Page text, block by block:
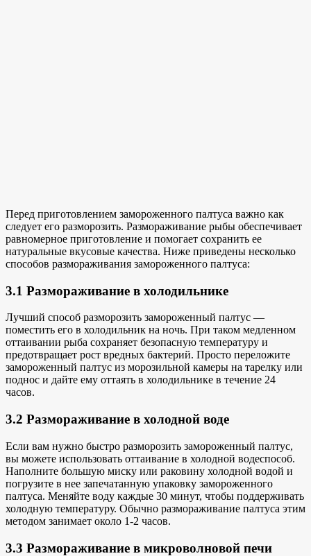
Перед приготовлением замороженного палтуса важно как
следует его разморозить. Размораживание рыбы обеспечивает
равномерное приготовление и помогает сохранить ее
натуральные вкусовые качества. Ниже приведены несколько
способов размораживания замороженного палтуса:
3.1 Размораживание в холодильнике
Лучший способ разморозить замороженный палтус —
поместить его в холодильник на ночь. При таком медленном
оттаивании рыба сохраняет безопасную температуру и
предотвращает рост вредных бактерий. Просто переложите
замороженный палтус из морозильной камеры на тарелку или
поднос и дайте ему оттаять в холодильнике в течение 24
часов.
3.2 Размораживание в холодной воде
Если вам нужно быстро разморозить замороженный палтус,
вы можете использовать оттаивание в холодной водеспособ.
Наполните большую миску или раковину холодной водой и
погрузите в нее запечатанную упаковку замороженного
палтуса. Меняйте воду каждые 30 минут, чтобы поддерживать
холодную температуру. Обычно размораживание палтуса этим
методом занимает около 1-2 часов.
3.3 Размораживание в микроволновой печи